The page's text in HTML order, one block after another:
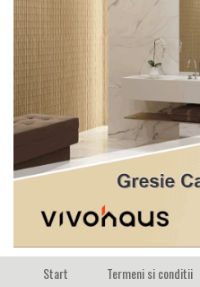
Start Termeni si conditii